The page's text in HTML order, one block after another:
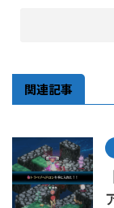
関連記事